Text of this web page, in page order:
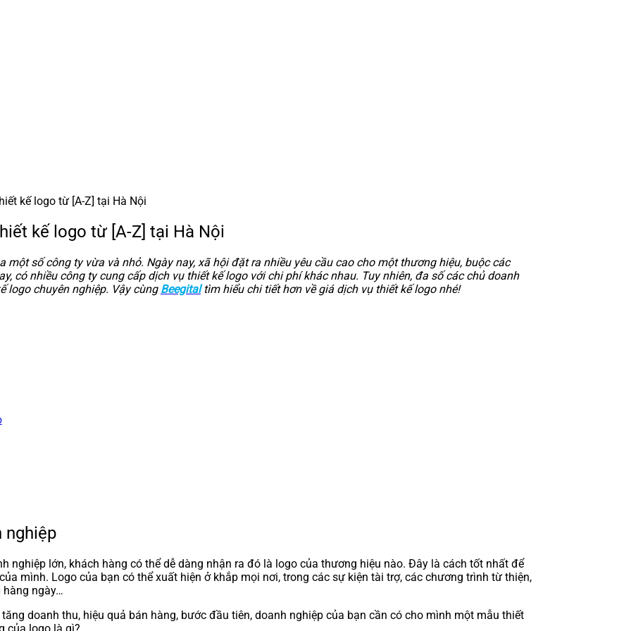
kế logo từ [A-Z] tại Hà Nội
kế logo từ [A-Z] tại Hà Nội
số công ty vừa và nhỏ. Ngày nay, xã hội đặt ra nhiều yêu cầu cao cho một thương hiệu, buộc các
có nhiều công ty cung cấp dịch vụ thiết kế logo với chi phí khác nhau. Tuy nhiên, đa số các chủ doanh
logo chuyên nghiệp. Vậy cùng Beegitaltìm hiểu chi tiết hơn về giá dịch vụ thiết kế logo nhé!
nghiệp
nghiệp lớn, khách hàng có thể dễ dàng nhận ra đó là logo của thương hiệu nào. Đây là cách tốt nhất để
mình. Logo của bạn có thể xuất hiện ở khắp mọi nơi, trong các sự kiện tài trợ, các chương trình từ thiện,
hàng ngày…
doanh thu, hiệu quả bán hàng, bước đầu tiên, doanh nghiệp của bạn cần có cho mình một mẫu thiết